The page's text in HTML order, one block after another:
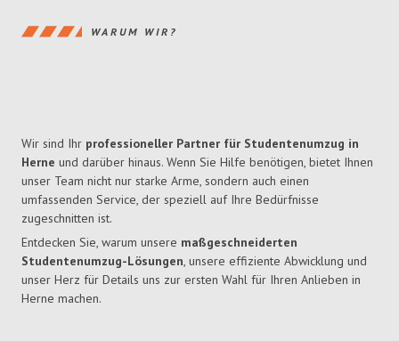
WARUM WIR?
Wir sind Ihr professioneller Partner für Studentenumzug in
Herne und darüber hinaus. Wenn Sie Hilfe benötigen, bietet Ihnen
unser Team nicht nur starke Arme, sondern auch einen
umfassenden Service, der speziell auf Ihre Bedürfnisse
zugeschnitten ist.
Entdecken Sie, warum unsere maßgeschneiderten
Studentenumzug-Lösungen, unsere effiziente Abwicklung und
unser Herz für Details uns zur ersten Wahl für Ihren Anlieben in
Herne machen.